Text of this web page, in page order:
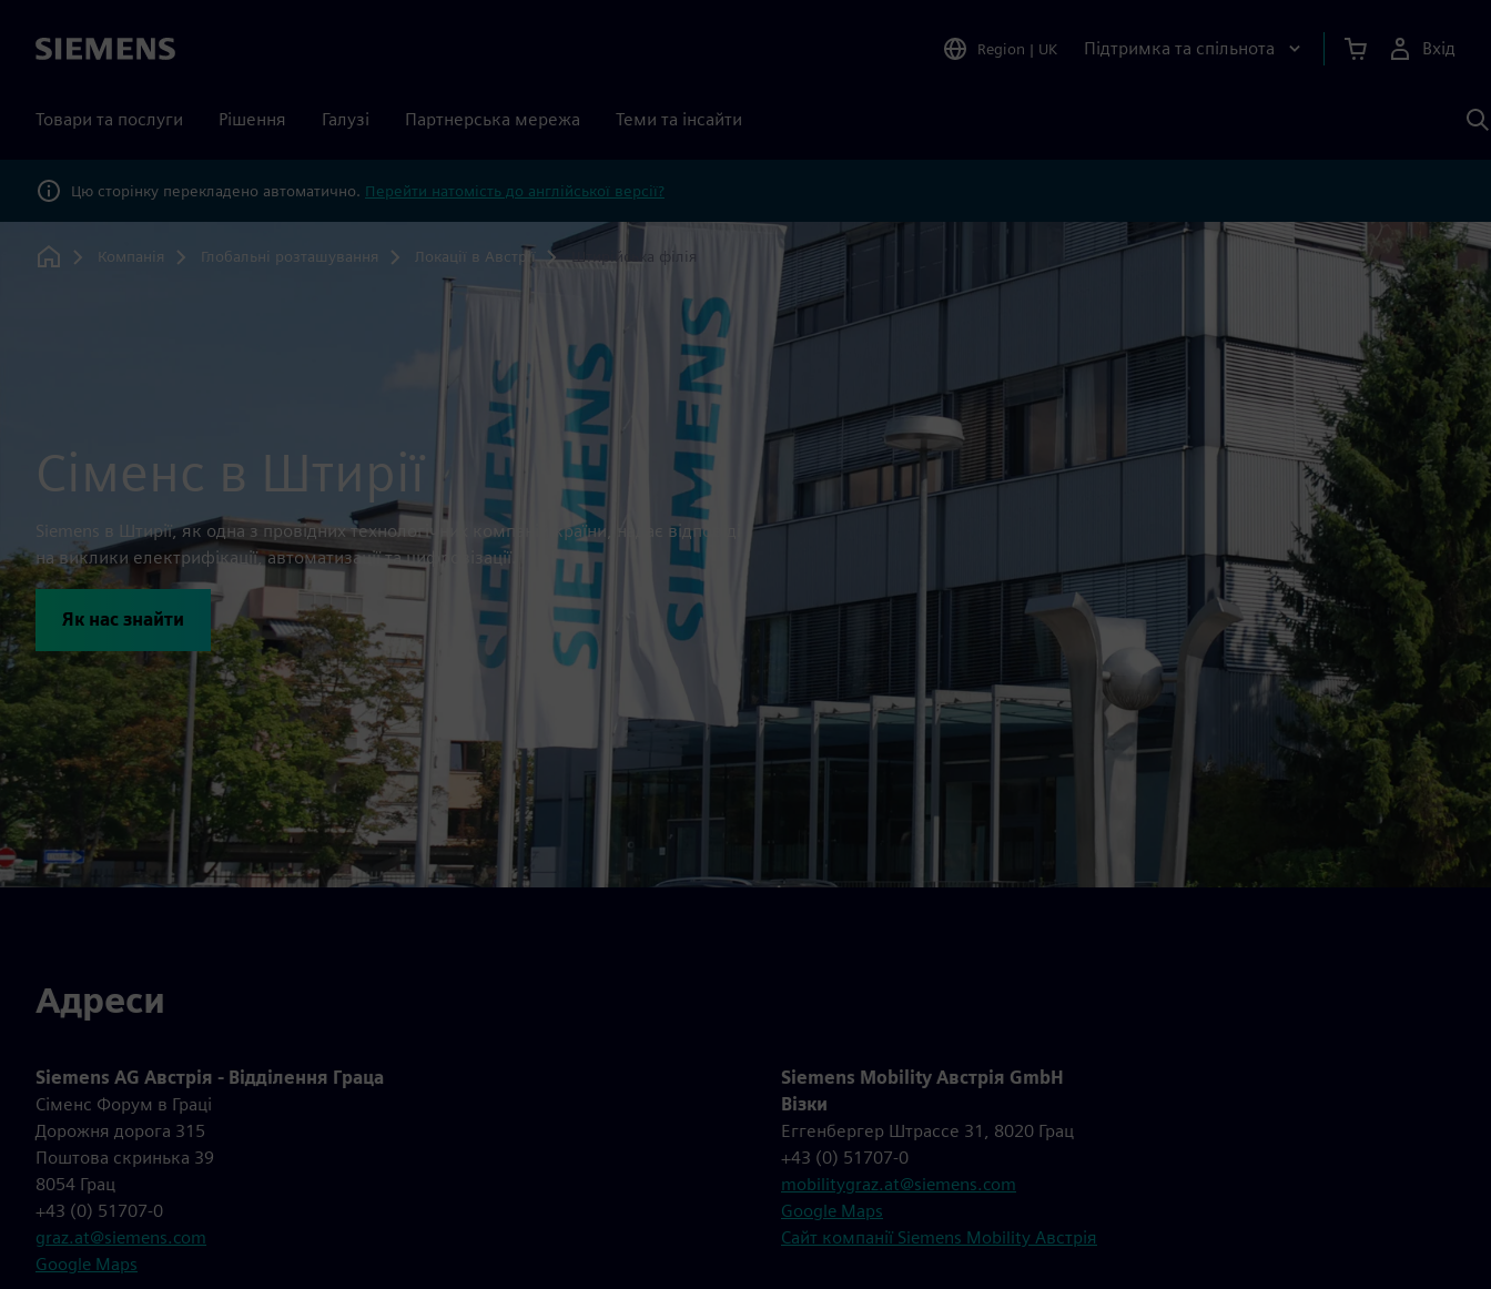
Siemens Region | UK Підтримка та спільнота Вхід
Товари та послуги Рішення Галузі Партнерська мережа Теми та інсайти
Цю сторінку перекладено автоматично. Перейти натомість до англійської версії?
Home
Компанія Глобальні розташування Локації в Австрії Штирійська філія
Сіменс в Штирії
Siemens в Штирії, як одна з провідних технологічних компаній країни, надає відповіді
на виклики електрифікації, автоматизації та цифровізації.
Як нас знайти
Адреси
Siemens AG Австрія - Відділення Граца
Сіменс Форум в Граці
Дорожня дорога 315
Поштова скринька 39
8054 Грац
+43 (0) 51707-0
graz.at@siemens.com
Google Maps
Siemens Mobility Австрія GmbH
Візки
Еггенбергер Штрассе 31, 8020 Грац
+43 (0) 51707-0
mobilitygraz.at@siemens.com
Google Maps
Сайт компанії Siemens Mobility Австрія